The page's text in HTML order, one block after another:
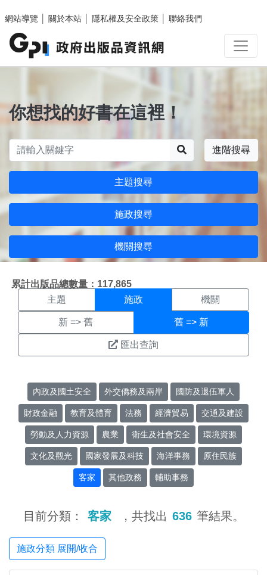
網站導覽
關於本站 隱私權及安全政策 聯絡我們
你想找的好書在這裡！
進階搜尋
主題搜尋
施政搜尋
機關搜尋
累計出版品總數量：117,865
施政搜尋結果頁面
主題 施政 機關
新 => 舊 舊 => 新
匯出查詢
內政及國土安全 外交僑務及兩岸 國防及退伍軍人
財政金融 教育及體育 法務 經濟貿易 交通及建設
勞動及人力資源 農業 衛生及社會安全 環境資源
文化及觀光 國家發展及科技 海洋事務 原住民族
客家 其他政務 輔助事務
目前分類： 客家 ，共找出 636 筆結果。
施政分類 展開/收合